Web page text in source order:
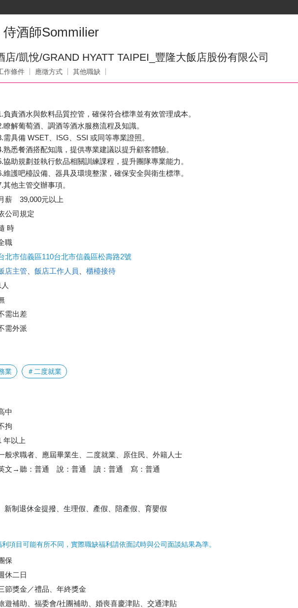
侍酒師Sommilier
店/凱悅/GRAND HYATT TAIPEI_豐隆大飯店股份有限公司
作條件 應徵方式 其他職缺
負責酒水與飲料品質控管，確保符合標準並有效管理成本。
瞭解葡萄酒、調酒等酒水服務流程及知識。
需具備 WSET、ISG、SSI 或同等專業證照。
熟悉餐酒搭配知識，提供專業建議以提升顧客體驗。
協助規劃並執行飲品相關訓練課程，提升團隊專業能力。
維護吧檯設備、器具及環境整潔，確保安全與衛生標準。
其他主管交辦事項。
薪 39,000元以上
公司規定
時
職
北市信義區110台北市信義區松壽路2號
店主管 飯店工作人員
櫃檯接待
人
需出差
需外派
業 ＃二度就業
中
拘
年以上
般求職者、應屆畢業生、二度就業、原住民、外籍人士
文→聽：普通 說：普通 讀：普通 寫：普通
新制退休金提撥、生理假、產假、陪產假、育嬰假
項目可能有所不同，實際職缺福利請依面試時與公司面談結果為準。
保
休二日
節獎金／禮品、年終獎金
遊補助、福委會/社團補助、婚喪喜慶津貼、交通津貼